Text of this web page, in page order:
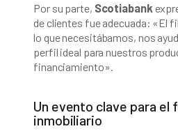
Por su parte, Scotiabank
de clientes fue adecuada: «El
lo que necesitábamos, nos
perfil ideal para nuestros
financiamiento».
Un evento clave para
inmobiliario